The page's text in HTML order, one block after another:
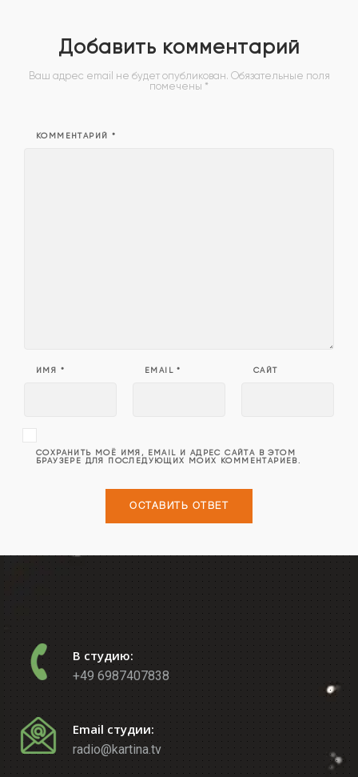
Добавить комментарий
Ваш адрес email не будет опубликован. Обязательные поля
помечены *
КОММЕНТАРИЙ *
ИМЯ * EMAIL* САЙТ
СОХРАНИТЬ МОЁ ИМЯ, EMAIL И АДРЕС САЙТА В ЭТОМ
БРАУЗЕРЕ ДЛЯ ПОСЛЕДУЮЩИХ МОИХ КОММЕНТАРИЕВ.
В студию:
+49 6987407838
Email студии:
radio@kartina.tv